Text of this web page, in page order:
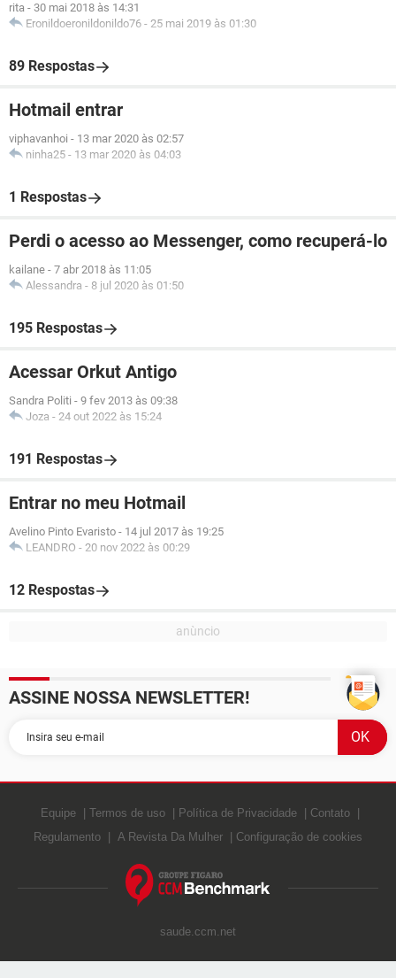
rita - 30 mai 2018 às 14:31
Eronildoeronildonildo76 - 25 mai 2019 às 01:30
89 Respostas
Hotmail entrar
viphavanhoi - 13 mar 2020 às 02:57
ninha25 - 13 mar 2020 às 04:03
1 Respostas
Perdi o acesso ao Messenger, como recuperá-lo
kailane - 7 abr 2018 às 11:05
Alessandra - 8 jul 2020 às 01:50
195 Respostas
Acessar Orkut Antigo
Sandra Politi - 9 fev 2013 às 09:38
Joza - 24 out 2022 às 15:24
191 Respostas
Entrar no meu Hotmail
Avelino Pinto Evaristo - 14 jul 2017 às 19:25
LEANDRO - 20 nov 2022 às 00:29
12 Respostas
ASSINE NOSSA NEWSLETTER!
Equipe Termos de uso Política de Privacidade
Contato
Regulamento
A Revista Da Mulher Configuração de cookies
saude.ccm.net